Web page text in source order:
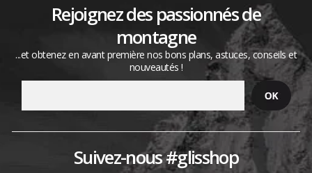
Rejoignez des passionnés de
montagne
...et obtenez en avant première nos bons plans, astuces, conseils et
nouveautés !
Suivez-nous #glisshop